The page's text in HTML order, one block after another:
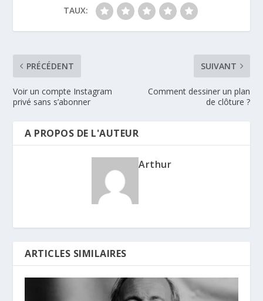
TAUX:
PRÉCÉDENT
Voir un compte Instagram
privé sans s’abonner
SUIVANT
Comment dessiner un plan
de clôture ?
A PROPOS DE L'AUTEUR
Arthur
ARTICLES SIMILAIRES